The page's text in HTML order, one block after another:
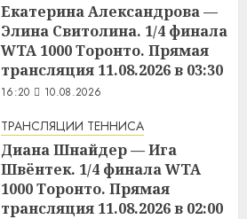
Екатерина Александрова —
Элина Свитолина. 1/4 финала
WTA 1000 Торонто. Прямая
трансляция 11.08.2026 в 03:30
16:20 10.08.2026
ТРАНСЛЯЦИИ ТЕННИСА
Диана Шнайдер — Ига
Швёнтек. 1/4 финала WTA
1000 Торонто. Прямая
трансляция 11.08.2026 в 02:00